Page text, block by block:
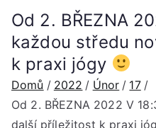
Od 2. BŘEZNA
každou středu
k praxi jógy
Domů 2022 Únor
17
Od 2. BŘEZNA 2022 V
další příležitost k praxi